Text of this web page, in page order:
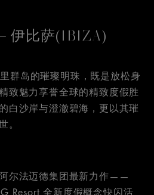
伊比萨(IBIZA)
群岛的璀璨明珠，既是放松身
致魅力享誉全球的精致度假胜
白沙岸与澄澈碧海，更以其璀
。
尔法迈德集团最新力作——
Resort 全新度假概念快闪活